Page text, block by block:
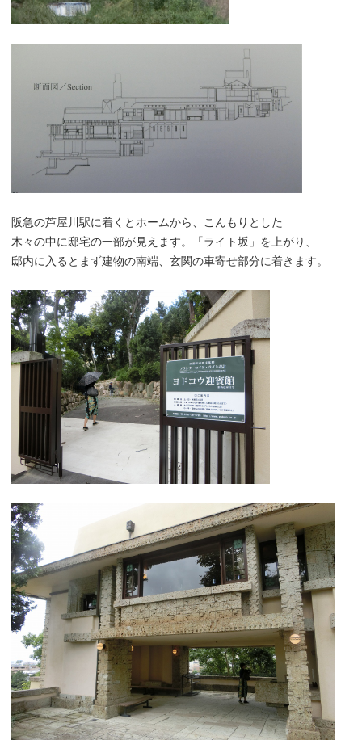
阪急の芦屋川駅に着くとホームから、こんもりとした
木々の中に邸宅の一部が見えます。「ライト坂」を上がり、
邸内に入るとまず建物の南端、玄関の車寄せ部分に着きます。